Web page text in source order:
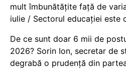
mult îmbunătățite față de
iulie / Sectorul educației este
De ce sunt doar 6 mii de
2026? Sorin Ion, secretar de
degrabă o prudență din